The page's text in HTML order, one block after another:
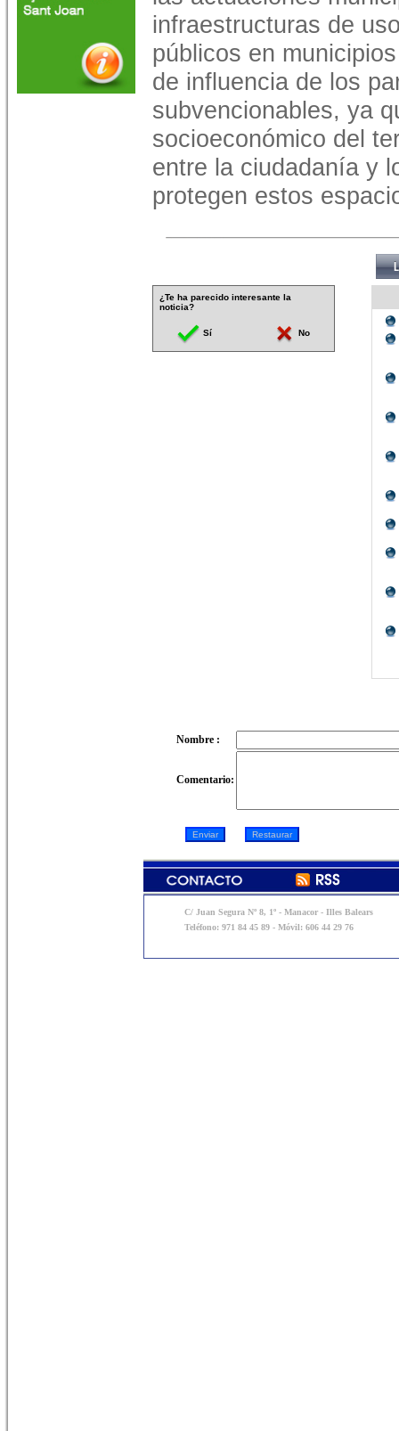
infraestructuras de
públicos en
de influencia de los
subvencionables, ya
socioeconómico del
entre la ciudadanía y
protegen estos
¿Te ha parecido interesante la
noticia?
Sí No
Nombre :
Comentario:
C/ Juan Segura Nº 8, 1º - Manacor - Illes Balears
Teléfono: 971 84 45 89 - Móvil: 606 44 29 76